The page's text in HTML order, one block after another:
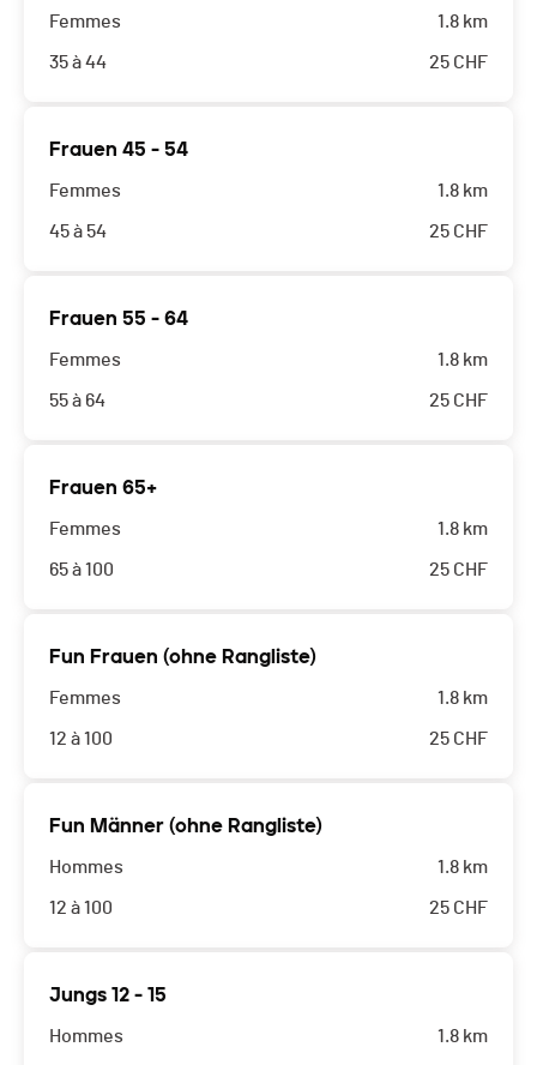
Femmes
35 à 44
1.8 km
25 CHF
Frauen 45 - 54
Femmes
45 à 54
1.8 km
25 CHF
Frauen 55 - 64
Femmes
55 à 64
1.8 km
25 CHF
Frauen 65+
Femmes
65 à 100
1.8 km
25 CHF
Fun Frauen (ohne Rangliste)
Femmes
12 à 100
1.8 km
25 CHF
Fun Männer (ohne Rangliste)
Hommes
12 à 100
1.8 km
25 CHF
Jungs 12 - 15
Hommes 1.8 km